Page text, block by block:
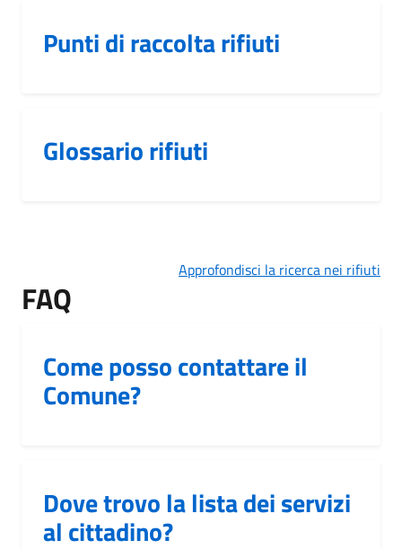
Punti di raccolta rifiuti
Glossario rifiuti
Approfondisci la ricerca nei rifiuti
FAQ
Come posso contattare il
Comune?
Dove trovo la lista dei servizi
al cittadino?